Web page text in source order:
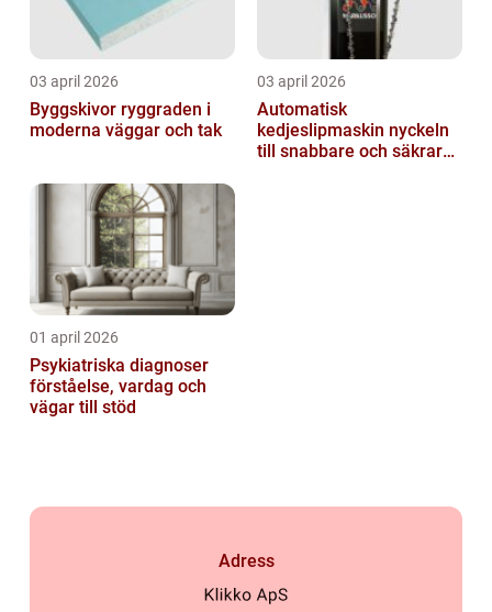
03 april 2026
Byggskivor ryggraden i
moderna väggar och tak
03 april 2026
Automatisk
kedjeslipmaskin nyckeln
till snabbare och säkrare
01 april 2026
Psykiatriska diagnoser
förståelse, vardag och
vägar till stöd
Adress